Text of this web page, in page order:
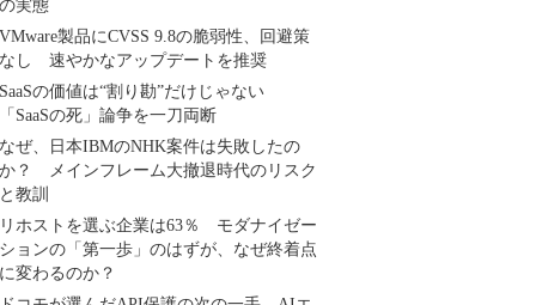
の実態
VMware製品にCVSS 9.8の脆弱性、回避策
なし 速やかなアップデートを推奨
SaaSの価値は“割り勘”だけじゃない
「SaaSの死」論争を一刀両断
なぜ、日本IBMのNHK案件は失敗したの
か？ メインフレーム大撤退時代のリスク
と教訓
リホストを選ぶ企業は63％ モダナイゼー
ションの「第一歩」のはずが、なぜ終着点
に変わるのか？